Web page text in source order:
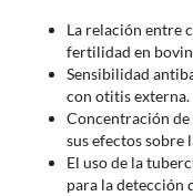
La relación entre
fertilidad en
Sensibilidad
con otitis externa.
Concentración de
sus efectos sobre
El uso de la
para la detección